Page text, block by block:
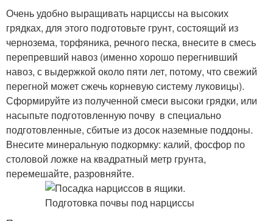
Очень удобно выращивать нарциссы на высоких
грядках, для этого подготовьте грунт, состоящий из
чернозема, торфяника, речного песка, внесите в смесь
перепревший навоз (именно хорошо перегнивший
навоз, с выдержкой около пяти лет, потому, что свежий
перегной может сжечь корневую систему луковицы).
Сформируйте из полученной смеси высоки грядки, или
насыпьте подготовленную почву в специально
подготовленные, сбитые из досок наземные поддоны.
Внесите минеральную подкормку: калий, фосфор по
столовой ложке на квадратный метр грунта,
перемешайте, разровняйте.